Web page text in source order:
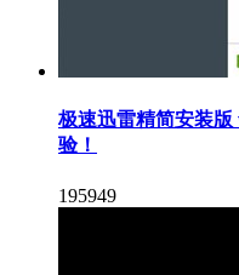
极速迅雷精简安装
验！
195949